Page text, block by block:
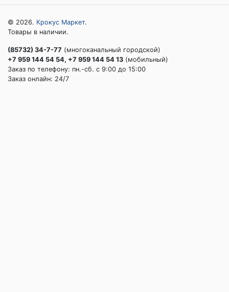
© 2026. Крокус Маркет.
Товары в наличии.
(85732) 34-7-77 (многоканальный городской)
+7 959 144 54 54, +7 959 144 54 13 (мобильный)
Заказ по телефону: пн.-сб. c 9:00 до 15:00
Заказ онлайн: 24/7